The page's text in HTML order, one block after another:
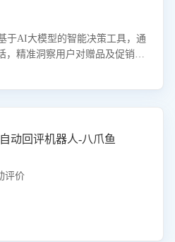
于AI大模型的智能决策工具，通
，精准洞察用户对赠品及促销政
赠品组合策略，优化资源投放
动回评机器人-八爪鱼
评价